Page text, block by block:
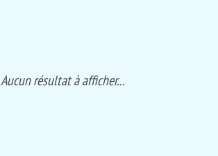
Aucun résultat à afficher...